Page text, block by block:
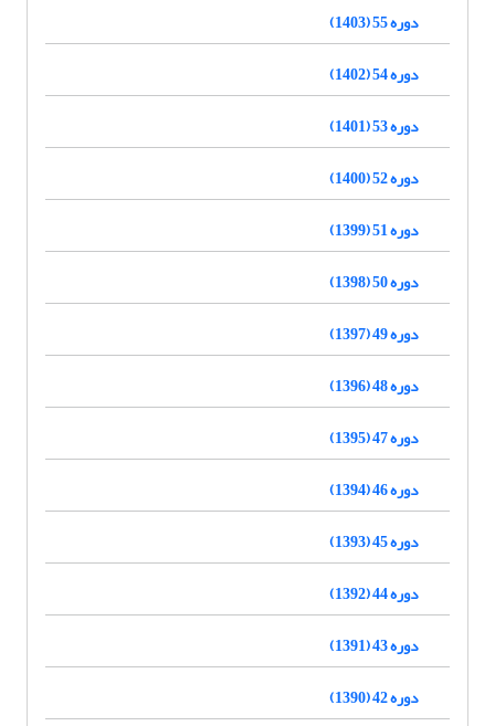
دوره 55 (1403)
دوره 54 (1402)
دوره 53 (1401)
دوره 52 (1400)
دوره 51 (1399)
دوره 50 (1398)
دوره 49 (1397)
دوره 48 (1396)
دوره 47 (1395)
دوره 46 (1394)
دوره 45 (1393)
دوره 44 (1392)
دوره 43 (1391)
دوره 42 (1390)